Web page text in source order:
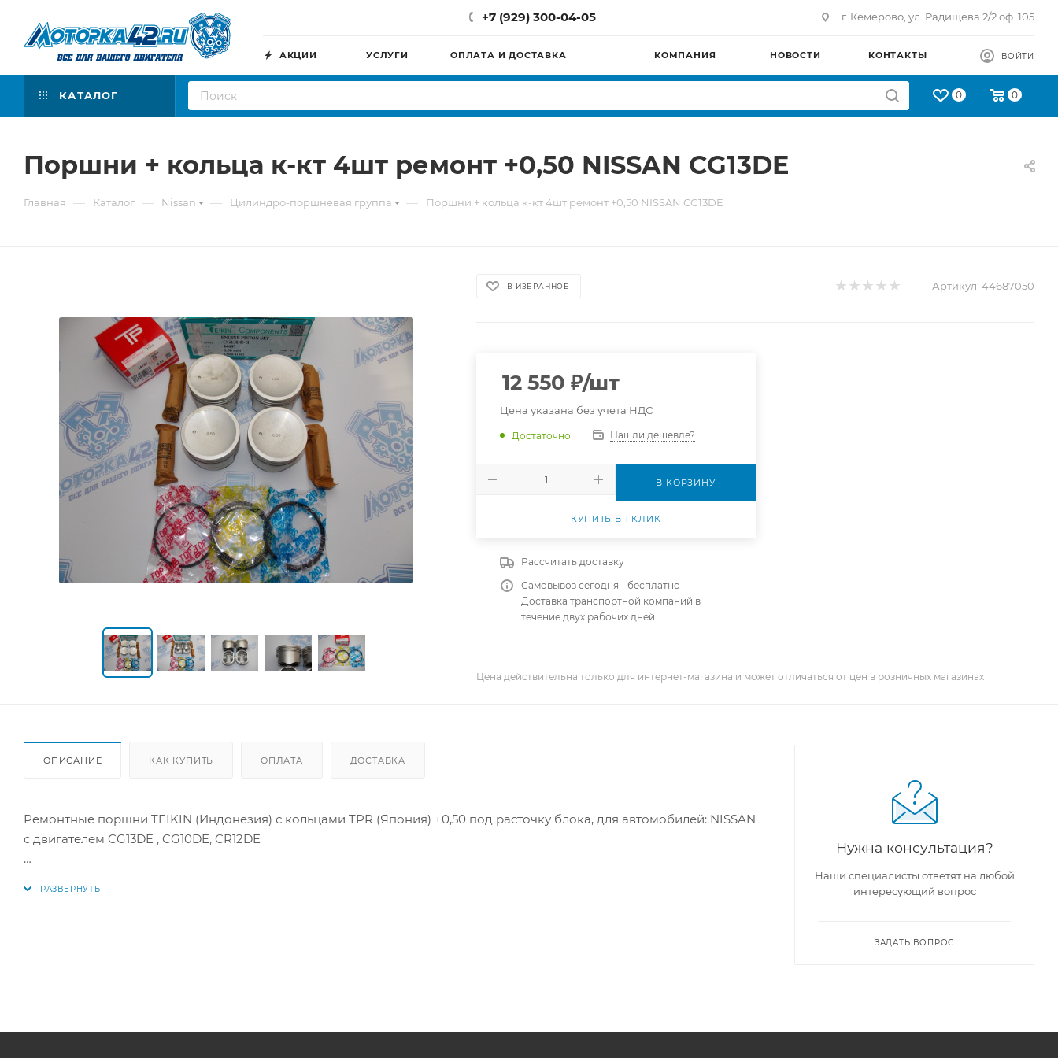
+7 (929) 300-04-05 г. Кемерово, ул. Радищева 2/2 оф. 105
АКЦИИ УСЛУГИ ОПЛАТА И ДОСТАВКА КОМПАНИЯ НОВОСТИ КОНТАКТЫ ВОЙТИ
КАТАЛОГ 0 0
Поршни + кольца к-кт 4шт ремонт +0,50 NISSAN CG13DE
Главная — Каталог — Nissan — Цилиндро-поршневая группа — Поршни + кольца к-кт 4шт ремонт +0,50 NISSAN CG13DE
В ИЗБРАННОЕ Артикул: 44687050
12 550 ₽/шт
Цена указана без учета НДС
Достаточно Нашли дешевле?
В КОРЗИНУ
КУПИТЬ В 1 КЛИК
Рассчитать доставку
Самовывоз сегодня - бесплатно
Доставка транспортной компаний в
течение двух рабочих дней
Цена действительна только для интернет-магазина и может отличаться от цен в розничных магазинах
ОПИСАНИЕ КАК КУПИТЬ ОПЛАТА ДОСТАВКА
Ремонтные поршни TEIKIN (Индонезия) с кольцами TPR (Япония) +0,50 под расточку блока, для автомобилей: NISSAN
с двигателем CG13DE , CG10DE, CR12DE
Нужна консультация?
Наши специалисты ответят на любой
интересующий вопрос
ЗАДАТЬ ВОПРОС